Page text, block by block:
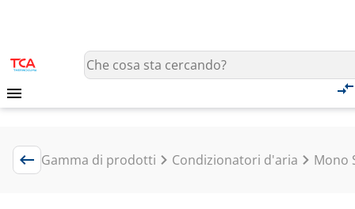
Gamma di prodotti Condizionatori d'aria Mono